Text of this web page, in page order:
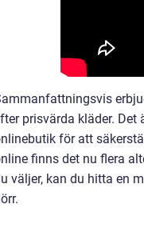
prisvärda kläder.
för att
finns det nu flera
väljer, kan du hitta en